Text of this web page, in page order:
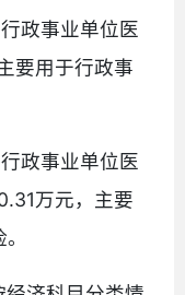
政事业单位医
要用于行政事
政事业单位医
万元，主要